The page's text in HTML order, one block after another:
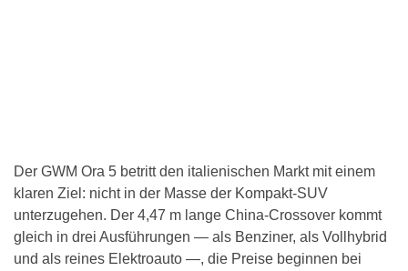
Der GWM Ora 5 betritt den italienischen Markt mit einem
klaren Ziel: nicht in der Masse der Kompakt-SUV
unterzugehen. Der 4,47 m lange China-Crossover kommt
gleich in drei Ausführungen — als Benziner, als Vollhybrid
und als reines Elektroauto —, die Preise beginnen bei